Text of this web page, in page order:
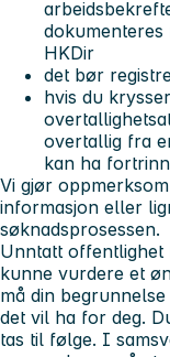
HKDir
det bør
hvis du
overtallig fra
kan ha
Vi gjør
informasjon eller
søknadsprosessen.
Unntatt
kunne vurdere et
må din
det vil ha for deg.
tas til følge. I